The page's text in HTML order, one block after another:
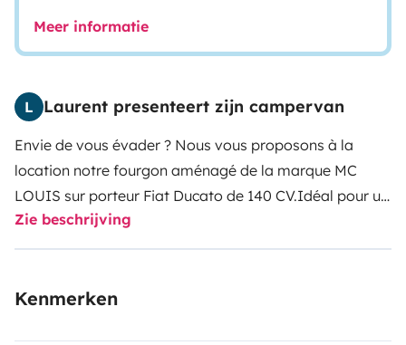
Meer informatie
L Laurent presenteert zijn campervan
Envie de vous évader ? Nous vous proposons à la
location notre fourgon aménagé de la marque MC
LOUIS sur porteur Fiat Ducato de 140 CV.Idéal pour un
séjour en couple ce fourgon est très facile à
manoeuvrer et agréable à conduire. D'une longueur de
fourgon est doté d'un toît panoramique, d'un store
Zie beschrijving
Kenmerken